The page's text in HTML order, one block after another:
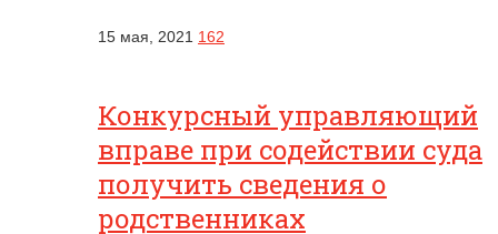
15 мая, 2021 162
Конкурсный управляющий
вправе при содействии суда
получить сведения о
родственниках